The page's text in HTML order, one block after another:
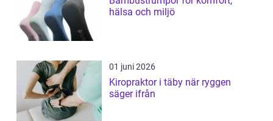
hälsa och miljö
01 juni 2026
Kiropraktor i täby när ryggen
säger ifrån